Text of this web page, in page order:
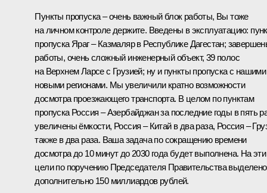
Пункты пропуска – очень важный блок работы, Вы тоже
на личном контроле держите. Введены в эксплуатацию:
пропуска Яраг – Казмаляр в Республике Дагестан;
работы, очень сложный инженерный объект, 39 полос
на Верхнем Ларсе с Грузией; ну и пункты пропуска с нашими
новыми регионами. Мы увеличили кратно возможности
досмотра проезжающего транспорта. В целом по пунктам
пропуска Россия – Азербайджан за последние годы в пять
увеличены ёмкости, Россия – Китай в два раза, Россия –
также в два раза. Ваша задача по сокращению времени
досмотра до 10 минут до 2030 года будет выполнена. На эти
цели по поручению Председателя Правительства выделено
дополнительно 150 миллиардов рублей.